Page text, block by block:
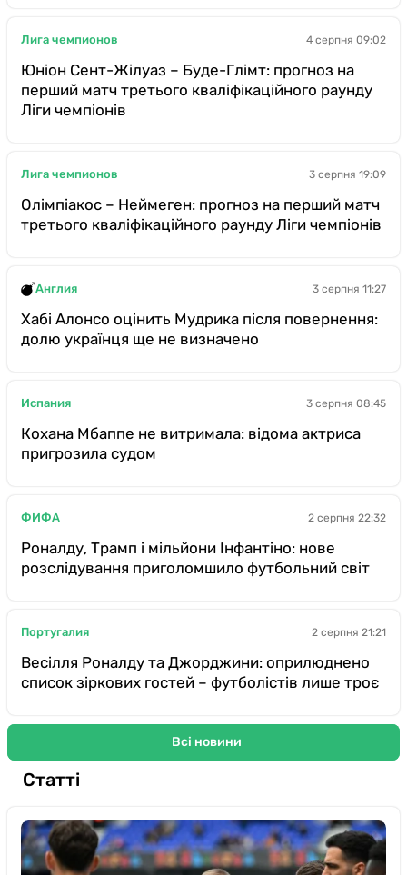
Лига чемпионов 4 серпня 09:02
Юніон Сент-Жілуаз – Буде-Глімт: прогноз на
перший матч третього кваліфікаційного раунду
Ліги чемпіонів
Лига чемпионов 3 серпня 19:09
Олімпіакос – Неймеген: прогноз на перший матч
третього кваліфікаційного раунду Ліги чемпіонів
Англия 3 серпня 11:27
Хабі Алонсо оцінить Мудрика після повернення:
долю українця ще не визначено
Испания 3 серпня 08:45
Кохана Мбаппе не витримала: відома актриса
пригрозила судом
ФИФА 2 серпня 22:32
Роналду, Трамп і мільйони Інфантіно: нове
розслідування приголомшило футбольний світ
Португалия 2 серпня 21:21
Весілля Роналду та Джорджини: оприлюднено
список зіркових гостей – футболістів лише троє
Всі новини
Статті